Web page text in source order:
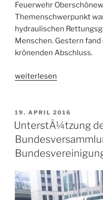
Feuerwehr
Themenschwerpunkt
hydraulischen
Menschen. Gestern
krönenden Abschluss.
„Voneinander
weiterlesen
VERÖFFENTLICHT
AM
19. APRIL 2016
UnterstÃ¼tzung